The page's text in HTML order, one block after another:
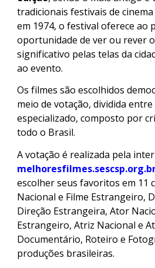
tradicionais festivais de cinema
em 1974, o festival oferece ao
oportunidade de ver ou rever
significativo pelas telas da
ao evento.
Os filmes são escolhidos
meio de votação, dividida
especializado, composto por
todo o Brasil.
A votação é realizada pela
escolher seus favoritos em 11
Nacional e Filme Estrangeiro,
Direção Estrangeira, Ator
Estrangeiro, Atriz Nacional e
Documentário, Roteiro e
produções brasileiras.